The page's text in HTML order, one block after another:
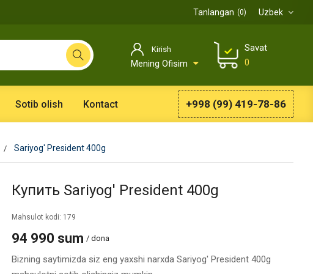
Uzbek
Tanlangan 0
Kirish
Mening Ofisim
Savat
0
Sotib olish Kontact +998 (99) 419-78-86
Sariyog' President 400g
Купить Sariyog' President 400g
Mahsulot kodi: 179
94 990 sum / dona
Bizning saytimizda siz eng yaxshi narxda Sariyog' President 400g